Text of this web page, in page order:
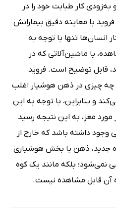
کار طبابت خود را در
فروید با معاینه دقیق بیمارانش
انسان‌ها تنها با توجه به
یا ماشین‌آلاتی که در
قابل توضیح است. فروید
چیزی در ذهن هوشیار اغلب
و بنابراین، با توجه به این
مغز، به این نتیجه رسید
وجود داشته باشد که خارج از
جدید، ذهن با بخش هوشیاری
نمی‌شود؛ بلکه مانند یک کوه
قابل مشاهده نیست.